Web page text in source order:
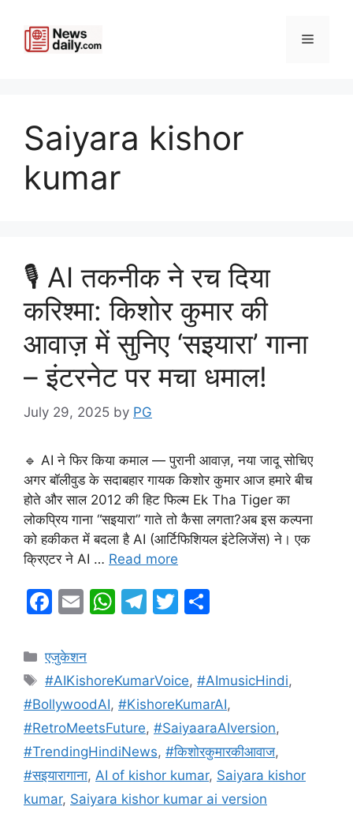
content
Menu
Saiyara kishor
kumar
🎙️ AI तकनीक ने रच दिया
करिश्मा: किशोर कुमार की
आवाज़ में सुनिए ‘सइयारा’ गाना
– इंटरनेट पर मचा धमाल!
July 29, 2025 by PG
🔹 AI ने फिर किया कमाल — पुरानी आवाज़, नया जादू सोचिए
अगर बॉलीवुड के सदाबहार गायक किशोर कुमार आज हमारे बीच
होते और साल 2012 की हिट फिल्म Ek Tha Tiger का
लोकप्रिय गाना “सइयारा” गाते तो कैसा लगता?अब इस कल्पना
को हकीकत में बदला है AI (आर्टिफिशियल इंटेलिजेंस) ने। एक
क्रिएटर ने AI … Read more
F
c
e
b
o
o
k
E
ai
l
W
s
A
p
p
T
gr
a
m
T
er e
Categories
एजुकेशन
Tags
#AIKishoreKumarVoice,#AImusicHindi,
#BollywoodAI, #KishoreKumarAI,
#RetroMeetsFuture, #SaiyaaraAIversion,
#TrendingHindiNews, #किशोरकुमारकीआवाज,
#सइयारागाना, AI of kishor kumar, Saiyara kishor
kumar, Saiyara kishor kumar ai version